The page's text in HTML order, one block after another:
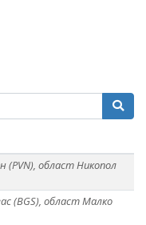
(PVN), област Никопол
(BGS), област Малко